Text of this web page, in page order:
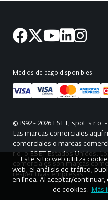
Medios de pago disponibles
© 1992 - 2026 ESET, spol. s
Las marcas comerciales aquí
comerciales o marcas
r.o. o ESET Estados Unidos.
comerciales son marcas
respectivas empresas.
Este sitio web utiliza
web, el análisis de tráfico,
en línea. Al aceptar/
de cookies.
Más